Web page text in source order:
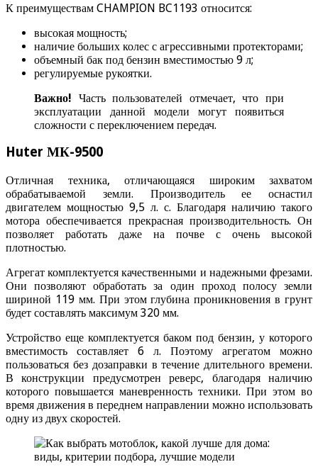
К преимуществам CHAMPION BC1193 относится:
высокая мощность;
наличие больших колес с агрессивными протекторами;
объемный бак под бензин вместимостью 9 л;
регулируемые рукоятки.
Важно! Часть пользователей отмечает, что при
эксплуатации данной модели могут появиться
сложности с переключением передач.
Huter МК-9500
Отличная техника, отличающаяся широким захватом
обрабатываемой земли. Производитель ее оснастил
двигателем мощностью 9,5 л. с. Благодаря наличию такого
мотора обеспечивается прекрасная производительность. Он
позволяет работать даже на почве с очень высокой
плотностью.
Агрегат комплектуется качественными и надежными фрезами.
Они позволяют обработать за один проход полосу земли
шириной 119 мм. При этом глубина проникновения в грунт
будет составлять максимум 320 мм.
Устройство еще комплектуется баком под бензин, у которого
вместимость составляет 6 л. Поэтому агрегатом можно
пользоваться без дозаправки в течение длительного времени.
В конструкции предусмотрен реверс, благодаря наличию
которого повышается маневренность техники. При этом во
время движения в переднем направлении можно использовать
одну из двух скоростей.